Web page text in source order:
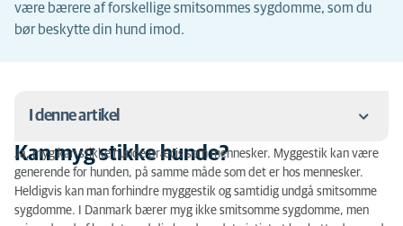
være bærere af forskellige smitsommes sygdomme, som du
bør beskytte din hund imod.
I denne artikel
Kan myg stikke hunde?
Hvordan undgår man myggestik hos hund?
Kan myg stikke hunde?
Ja, myg kan stikke hunde præcis som mennesker. Myggestik kan være
generende for hunden, på samme måde som det er hos mennesker.
Heldigvis kan man forhindre myggestik og samtidig undgå smitsomme
sygdomme. I Danmark bærer myg ikke smitsomme sygdomme, men